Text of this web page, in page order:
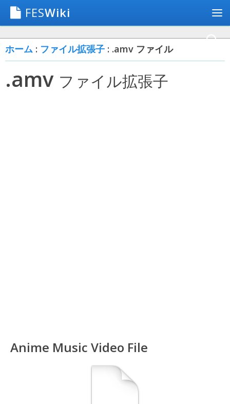
FESWiki
ホーム : ファイル拡張子 : .amv ファイル
.amv ファイル拡張子
Anime Music Video File